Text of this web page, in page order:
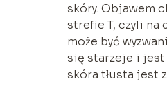
skóry. Objawem
strefie T, czyli na
może być
się starzeje i jest
skóra tłusta jest